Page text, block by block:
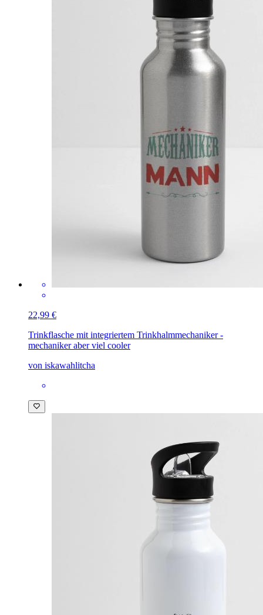
22,99 €
Trinkflasche mit integriertem Trinkhalmmechaniker -
mechaniker aber viel cooler
von iskawahlitcha